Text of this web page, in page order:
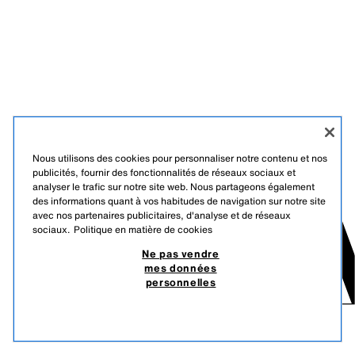
Nous utilisons des cookies pour personnaliser notre contenu et nos
publicités, fournir des fonctionnalités de réseaux sociaux et
analyser le trafic sur notre site web. Nous partageons également
des informations quant à vos habitudes de navigation sur notre site
avec nos partenaires publicitaires, d'analyse et de réseaux
sociaux. Politique en matière de cookies
Ne pas vendre
mes données
personnelles